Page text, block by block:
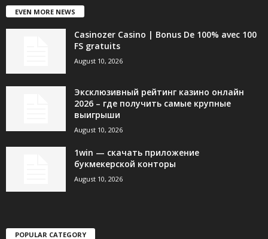
EVEN MORE NEWS
Casinozer Casino | Bonus De 100% avec 100
FS gratuits
August 10, 2026
Эксклюзивный рейтинг казино онлайн
2026 – где получить самые крупные
выигрыши
August 10, 2026
1win — скачать приложение
букмекерской конторы
August 10, 2026
POPULAR CATEGORY